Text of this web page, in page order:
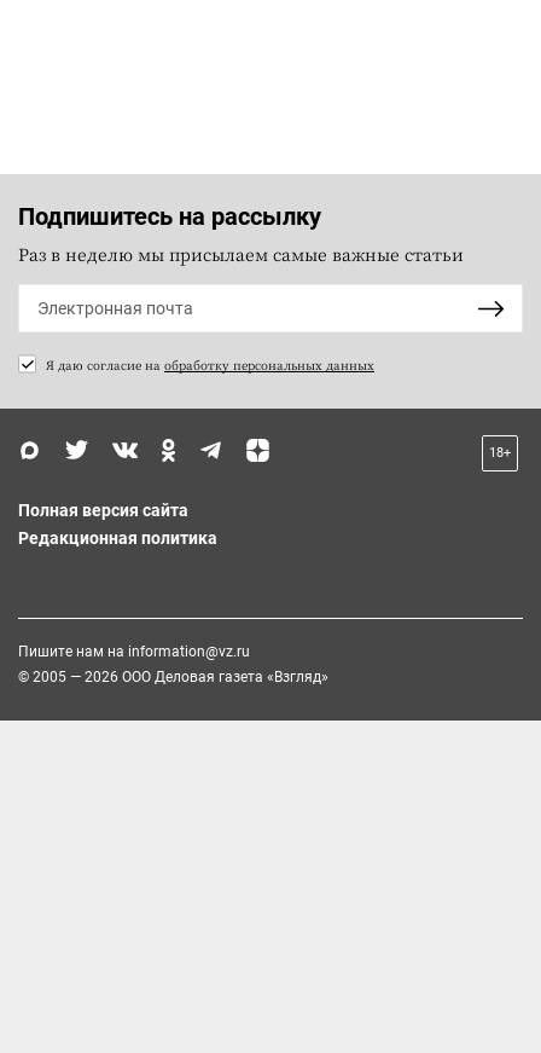
Подпишитесь на рассылку
Раз в неделю мы присылаем самые важные статьи
Я даю согласие на обработку персональных данных
18+
Полная версия сайта
Редакционная политика
Пишите нам на information@vz.ru
© 2005 — 2026 ООО Деловая газета «Взгляд»